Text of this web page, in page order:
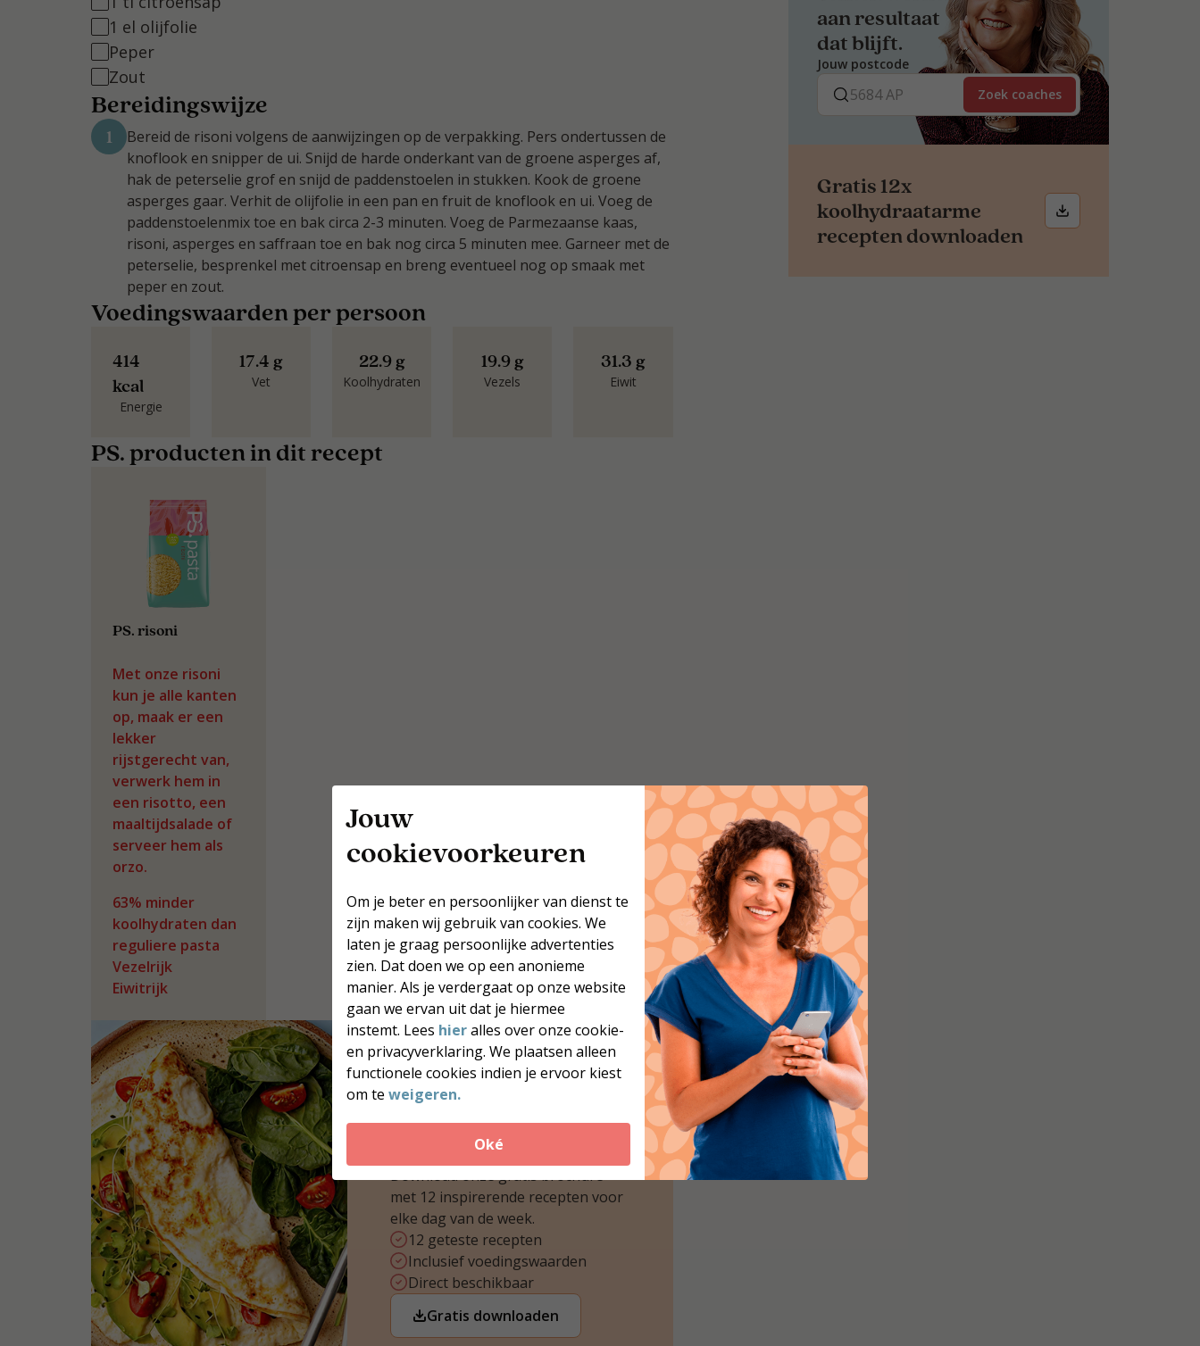
Jouw
cookievoorkeuren
Om je beter en persoonlijker van dienst te
zijn maken wij gebruik van cookies. We
laten je graag persoonlijke advertenties
zien. Dat doen we op een anonieme
manier. Als je verdergaat op onze website
gaan we ervan uit dat je hiermee
instemt. Lees hieralles over onze cookie-
en privacyverklaring. We plaatsen alleen
functionele cookies indien je ervoor kiest
om te weigeren.
Oké
1 el olijfolie
Peper
Zout
Bereidingswijze
1
Bereid de risoni volgens de aanwijzingen op de verpakking. Pers ondertussen de
knoflook en snipper de ui. Snijd de harde onderkant van de groene asperges af,
hak de peterselie grof en snijd de paddenstoelen in stukken. Kook de groene
asperges gaar. Verhit de olijfolie in een pan en fruit de knoflook en ui. Voeg de
paddenstoelenmix toe en bak circa 2-3 minuten. Voeg de Parmezaanse kaas,
risoni, asperges en saffraan toe en bak nog circa 5 minuten mee. Garneer met de
peterselie, besprenkel met citroensap en breng eventueel nog op smaak met
peper en zout.
Voedingswaarden per persoon
414
kcal
Energie
17.4 g
Vet
22.9 g
Koolhydraten
19.9 g
Vezels
31.3 g
Eiwit
PS. producten in dit recept
PS. risoni
Met onze risoni
kun je alle kanten
op, maak er een
lekker
rijstgerecht van,
verwerk hem in
een risotto, een
maaltijdsalade of
serveer hem als
orzo.
63% minder
koolhydraten dan
reguliere pasta
Vezelrijk
Eiwitrijk
12x koolhydraatarme
recepten
koolhydraatarme recepten?
Download onze gratis brochure
met 12 inspirerende recepten voor
elke dag van de week.
12 geteste recepten
Inclusief voedingswaarden
Direct beschikbaar
Gratis downloaden
aan resultaat
dat blijft.
Jouw postcode
Zoek coaches
Gratis 12x
koolhydraatarme
recepten downloaden